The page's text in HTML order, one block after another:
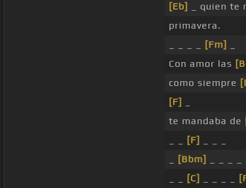
[Eb]
_ quien te
primavera.
[Fm]
Con amor las
como siempre
[F]
te mandaba de
[F]
[Bbm]
[C]